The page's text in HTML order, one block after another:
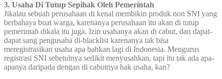
3. Usaha Di Tutup Sepihak Oleh Pemerintah
Jikalau sebuah perusahaan di kenal membikin produk non SNI yang
berbahaya buat warga, karenanya perusahaan itu akan di tutup
pemerintah dikala itu juga. Izin usahanya akan di cabut, dan dapat-
dapat sang pengusaha di-blacklist karenanya tak bisa
meregistrasikan usaha apa bahkan lagi di Indonesia. Mengurus
registrasi SNI sebetulnya sedikit menyusahkan, tapi itu tak ada apa-
apanya daripada dengan di cabutnya hak usaha, kan?